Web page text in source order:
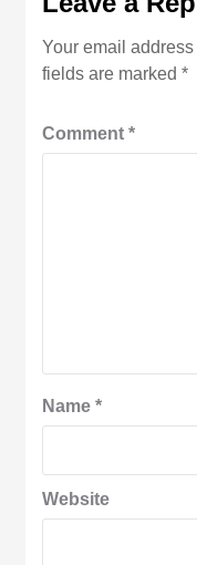
Your email
fields are marked*
Comment*
Name*
Website